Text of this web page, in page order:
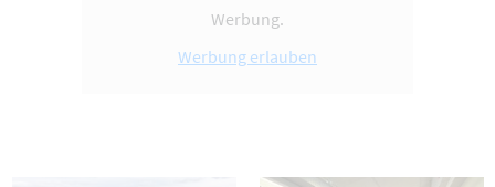
Werbung.
Werbung erlauben